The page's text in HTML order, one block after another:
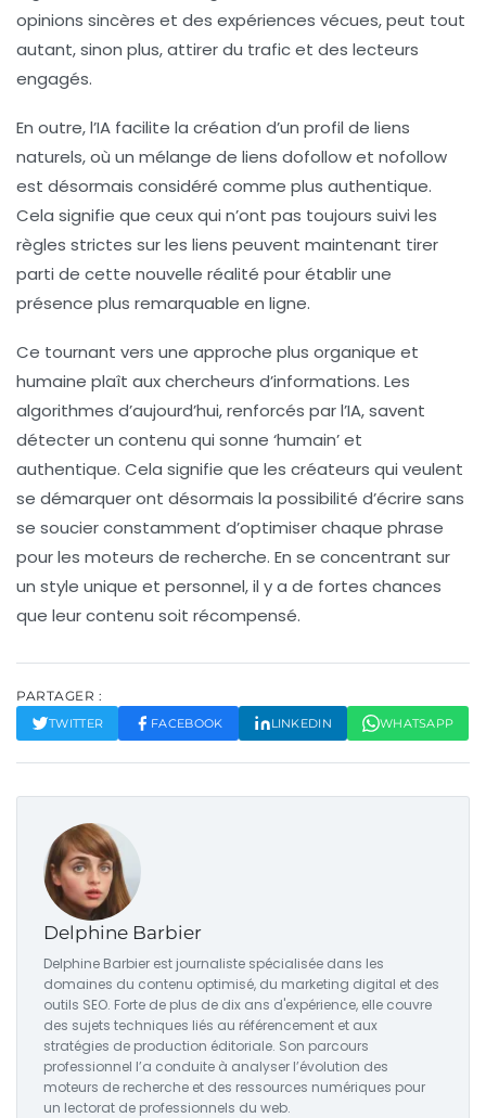
opinions sincères et des expériences vécues, peut tout
autant, sinon plus, attirer du trafic et des lecteurs
engagés.
En outre, l’IA facilite la création d’un profil de liens
naturels, où un mélange de liens dofollow et nofollow
est désormais considéré comme plus authentique.
Cela signifie que ceux qui n’ont pas toujours suivi les
règles strictes sur les liens peuvent maintenant tirer
parti de cette nouvelle réalité pour établir une
présence plus remarquable en ligne.
Ce tournant vers une approche plus organique et
humaine plaît aux chercheurs d’informations. Les
algorithmes d’aujourd’hui, renforcés par l’IA, savent
détecter un contenu qui sonne ‘humain’ et
authentique. Cela signifie que les créateurs qui veulent
se démarquer ont désormais la possibilité d’écrire sans
se soucier constamment d’optimiser chaque phrase
pour les moteurs de recherche. En se concentrant sur
un style unique et personnel, il y a de fortes chances
que leur contenu soit récompensé.
PARTAGER :
TWITTER FACEBOOK LINKEDIN WHATSAPP
Delphine Barbier
Delphine Barbier est journaliste spécialisée dans les
domaines du contenu optimisé, du marketing digital et des
outils SEO. Forte de plus de dix ans d'expérience, elle couvre
des sujets techniques liés au référencement et aux
stratégies de production éditoriale. Son parcours
professionnel l’a conduite à analyser l’évolution des
moteurs de recherche et des ressources numériques pour
un lectorat de professionnels du web.